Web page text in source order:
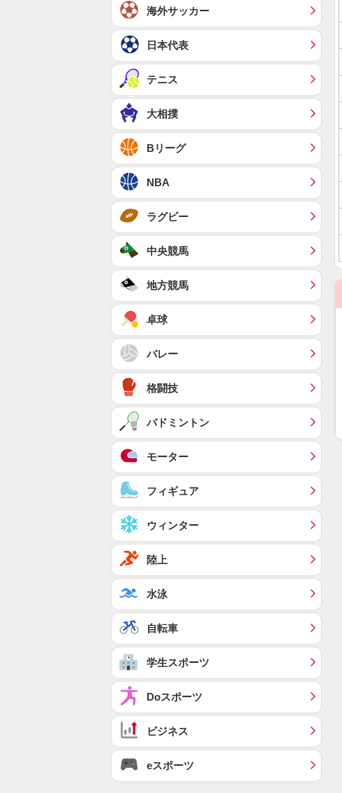
海外サッカー
日本代表
テニス
大相撲
Bリーグ
NBA
ラグビー
中央競馬
地方競馬
卓球
バレー
格闘技
バドミントン
モーター
フィギュア
ウィンター
陸上
水泳
自転車
学生スポーツ
Doスポーツ
ビジネス
eスポーツ